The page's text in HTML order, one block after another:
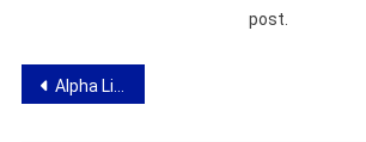
post.
Nawigacja
wpisu
Alpha Lingmind – nauka angielskiego dla opornych – innowacyjna metoda binaural beats!